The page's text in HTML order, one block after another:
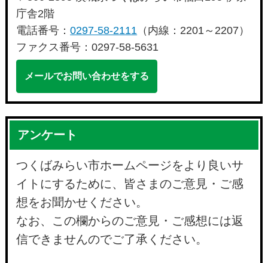
庁舎2階
電話番号：0297-58-2111 （内線：2201～2207）
ファクス番号：0297-58-5631
メールでお問い合わせをする
アンケート
つくばみらい市ホームページをより良いサ
イトにするために、皆さまのご意見・ご感
想をお聞かせください。
なお、この欄からのご意見・ご感想には返
信できませんのでご了承ください。